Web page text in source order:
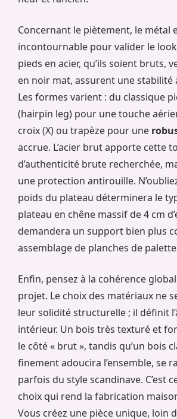
Concernant le piètement, le métal
incontournable pour valider le look
pieds en acier, qu’ils soient bruts,
en noir mat, assurent une stabilité
Les formes varient : du classique
(hairpin leg) pour une touche
croix (X) ou trapèze pour une
accrue. L’acier brut apporte cette
d’authenticité brute recherchée,
une protection antirouille.
poids du plateau déterminera le
plateau en chêne massif de 4 cm
demandera un support bien plus
assemblage de planches de
Enfin, pensez à la cohérence
projet. Le choix des matériaux ne
leur solidité structurelle ; il définit
intérieur. Un bois très texturé et
le côté « brut », tandis qu’un bois
finement adoucira l’ensemble, se
parfois du style scandinave. C’est
choix qui rend la fabrication
Vous créez une pièce unique, loin